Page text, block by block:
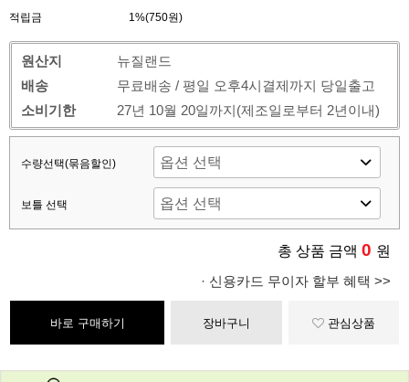
적립금 1%(750원)
원산지
뉴질랜드
배송
무료배송 / 평일 오후4시결제까지 당일출고
소비기한
27년 10월 20일까지(제조일로부터 2년이내)
수량선택(묶음할인)
보틀 선택
총 상품 금액 0 원
· 신용카드 무이자 할부 혜택 >>
바로 구매하기 장바구니 관심상품